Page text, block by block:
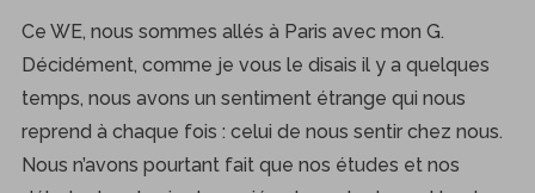
Ce WE, nous sommes allés à Paris avec mon G.
Décidément, comme je vous le disais il y a quelques
temps, nous avons un sentiment étrange qui nous
reprend à chaque fois : celui de nous sentir chez nous.
Nous n’avons pourtant fait que nos études et nos